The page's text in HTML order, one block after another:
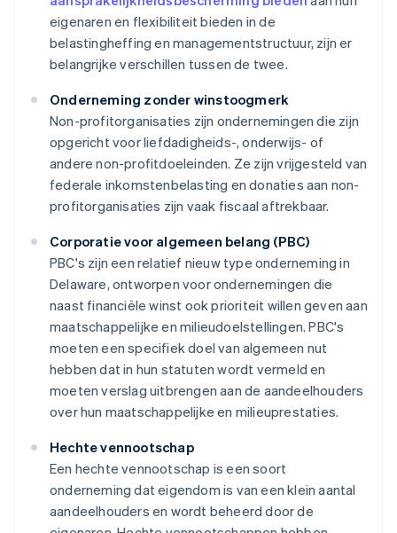
eigenaren en flexibiliteit bieden in de
belastingheffing en managementstructuur, zijn er
belangrijke verschillen tussen de twee.
Onderneming zonder winstoogmerk
Non-profitorganisaties zijn ondernemingen die zijn
opgericht voor liefdadigheids-, onderwijs- of
andere non-profitdoeleinden. Ze zijn vrijgesteld van
federale inkomstenbelasting en donaties aan non-
profitorganisaties zijn vaak fiscaal aftrekbaar.
Corporatie voor algemeen belang (PBC)
PBC's zijn een relatief nieuw type onderneming in
Delaware, ontworpen voor ondernemingen die
naast financiële winst ook prioriteit willen geven aan
maatschappelijke en milieudoelstellingen. PBC's
moeten een specifiek doel van algemeen nut
hebben dat in hun statuten wordt vermeld en
moeten verslag uitbrengen aan de aandeelhouders
over hun maatschappelijke en milieuprestaties.
Hechte vennootschap
Een hechte vennootschap is een soort
onderneming dat eigendom is van een klein aantal
aandeelhouders en wordt beheerd door de